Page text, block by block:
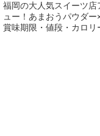
福岡の大人気スイーツ
ュー！あまおうパウダ
賞味期限・値段・カロリ